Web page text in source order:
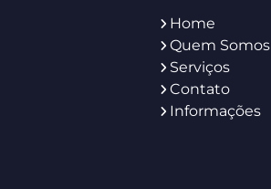
Home
Quem Somos
Serviços
Contato
Informações